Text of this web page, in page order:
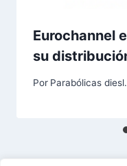
Eurochannel
su
Por Parabólicas